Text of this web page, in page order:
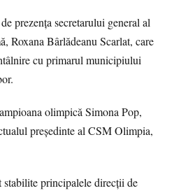
prezența secretarului general al
Roxana Bârlădeanu Scarlat, care
cu primarul municipiului
olimpică Simona Pop,
președinte al CSM Olimpia,
principalele direcții de